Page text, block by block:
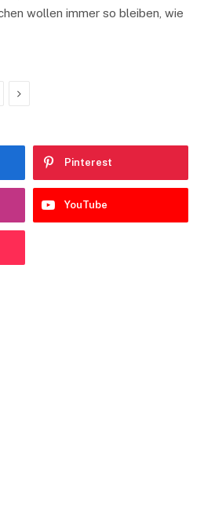
wollen immer so bleiben, wie
Next
Pinterest
YouTube